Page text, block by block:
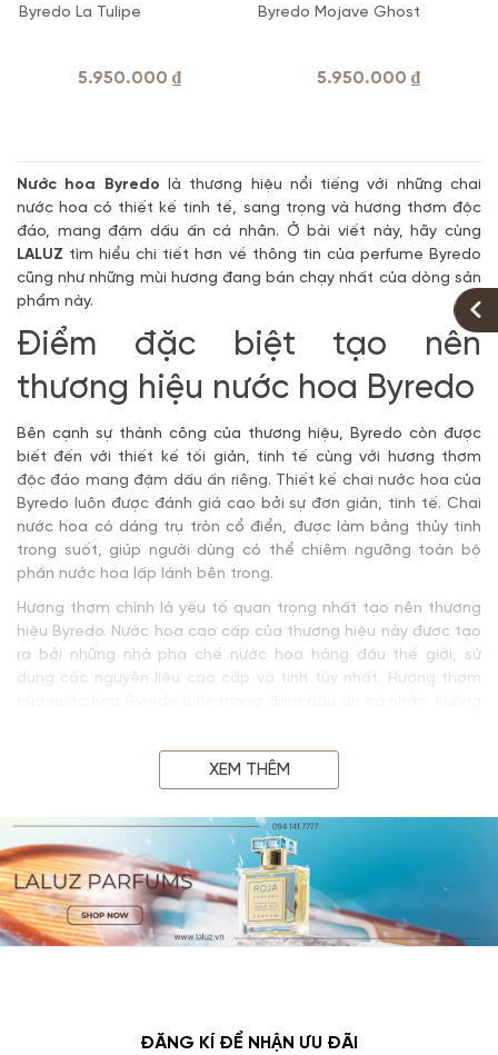
Byredo La Tulipe
5.950.000 ₫
Byredo Mojave Ghost
5.950.000 ₫
Nước hoa Byredo là thương hiệu nổi tiếng với những chai
nước hoa có thiết kế tinh tế, sang trọng và hương thơm độc
đáo, mang đậm dấu ấn cá nhân. Ở bài viết này, hãy cùng
LALUZ tìm hiểu chi tiết hơn về thông tin của perfume Byredo
cũng như những mùi hương đang bán chạy nhất của dòng sản
phẩm này.
Điểm đặc biệt tạo nên
thương hiệu nước hoa Byredo
Bên cạnh sự thành công của thương hiệu, Byredo còn được
biết đến với thiết kế tối giản, tinh tế cùng với hương thơm
độc đáo mang đậm dấu ấn riêng. Thiết kế chai nước hoa của
Byredo luôn được đánh giá cao bởi sự đơn giản, tinh tế. Chai
nước hoa có dáng trụ tròn cổ điển, được làm bằng thủy tinh
trong suốt, giúp người dùng có thể chiêm ngưỡng toàn bộ
phần nước hoa lấp lánh bên trong.
Hương thơm chính là yếu tố quan trọng nhất tạo nên thương
hiệu Byredo. Nước hoa cao cấp của thương hiệu này được tạo
ra bởi những nhà pha chế nước hoa hàng đầu thế giới, sử
dụng các nguyên liệu cao cấp và tinh túy nhất. Hương thơm
Byredo có thể gợi lên những ký ức, cảm xúc và tâm trạng
khác nhau, tùy thuộc vào sở thích và cảm nhận của mỗi
XEM THÊM
ĐĂNG KÍ ĐỂ NHẬN ƯU ĐÃI